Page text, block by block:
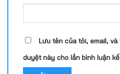
Lưu tên của tôi, email,
duyệt này cho lần bình luận